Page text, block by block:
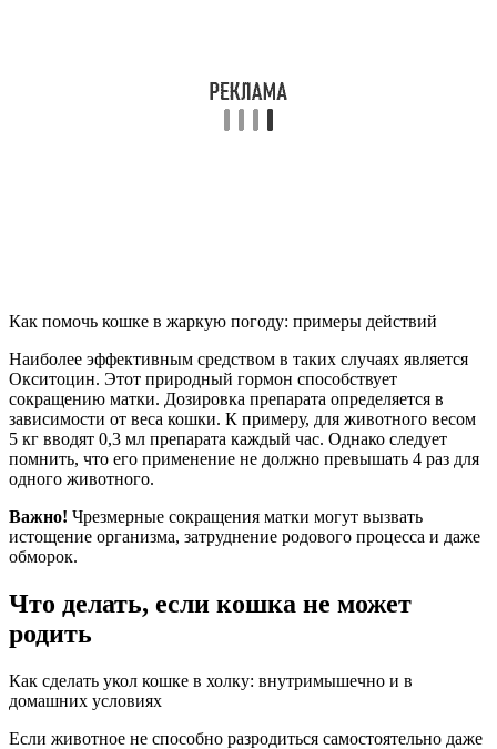
Как помочь кошке в жаркую погоду: примеры действий
Наиболее эффективным средством в таких случаях является
Окситоцин. Этот природный гормон способствует
сокращению матки. Дозировка препарата определяется в
зависимости от веса кошки. К примеру, для животного весом
5 кг вводят 0,3 мл препарата каждый час. Однако следует
помнить, что его применение не должно превышать 4 раз для
одного животного.
Важно! Чрезмерные сокращения матки могут вызвать
истощение организма, затруднение родового процесса и даже
обморок.
Что делать, если кошка не может
родить
Как сделать укол кошке в холку: внутримышечно и в
домашних условиях
Если животное не способно разродиться самостоятельно даже